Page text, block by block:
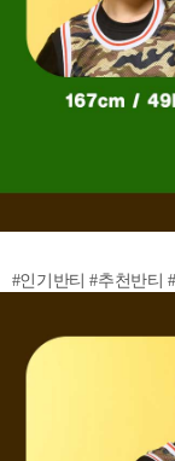
#인기반티 #추천반티